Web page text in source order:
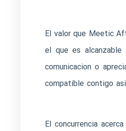
El valor que Meetic
el que es
comunicacion o
compatible contigo
El concurrencia